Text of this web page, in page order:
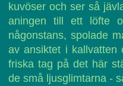
kuvöser och ser så
aningen till ett löfte
någonstans, spolade
av ansiktet i kallvatten
friska tag på det här
de små ljusglimtarna -